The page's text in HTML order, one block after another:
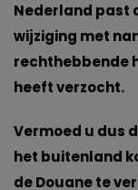
Nederland past
wijziging met
rechthebbende
heeft verzocht.
Vermoed u dus
het buitenland
de Douane te